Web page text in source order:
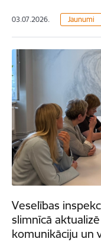
03.07.2026. Jaunumi
Veselības
slimnīcā
komunikāciju un